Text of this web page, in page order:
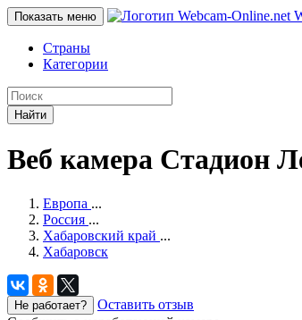
Показать меню
Страны
Категории
Найти
Веб камера Стадион
Европа ...
Россия ...
Хабаровский край ...
Хабаровск
Не работает?
Оставить отзыв